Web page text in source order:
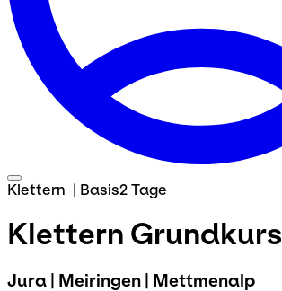
Klettern | Basis2 Tage
Klettern Grundkurs
Jura | Meiringen | Mettmenalp